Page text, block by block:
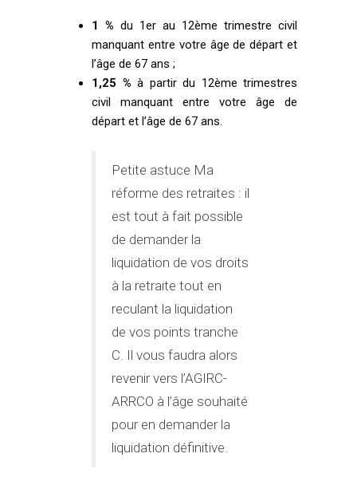
1 % du 1er au 12ème trimestre civil
manquant entre votre âge de départ et
l’âge de 67 ans ;
1,25 % à partir du 12ème trimestres
civil manquant entre votre âge de
départ et l’âge de 67 ans.
Petite astuce Ma
réforme des retraites : il
est tout à fait possible
de demander la
liquidation de vos droits
à la retraite tout en
reculant la liquidation
de vos points tranche
C. Il vous faudra alors
revenir vers l’AGIRC-
ARRCO à l’âge souhaité
pour en demander la
liquidation définitive.